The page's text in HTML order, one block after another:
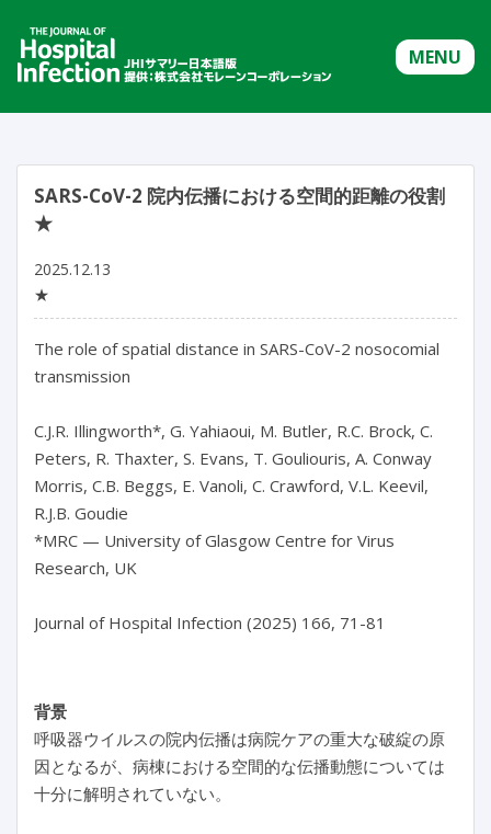
MENU
SARS-CoV-2 院内伝播における空間的距離の役割
★
2025.12.13
★
The role of spatial distance in SARS-CoV-2 nosocomial
transmission
C.J.R. Illingworth*, G. Yahiaoui, M. Butler, R.C. Brock, C.
Peters, R. Thaxter, S. Evans, T. Gouliouris, A. Conway
Morris, C.B. Beggs, E. Vanoli, C. Crawford, V.L. Keevil,
R.J.B. Goudie
*MRC — University of Glasgow Centre for Virus
Research, UK
Journal of Hospital Infection (2025) 166, 71-81
背景
呼吸器ウイルスの院内伝播は病院ケアの重大な破綻の原
因となるが、病棟における空間的な伝播動態については
十分に解明されていない。